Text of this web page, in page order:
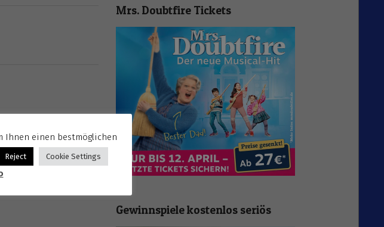
Mrs. Doubtfire Tickets
Gewinnspiele kostenlos seriös
Ihnen einen bestmöglichen
Reject Cookie Settings